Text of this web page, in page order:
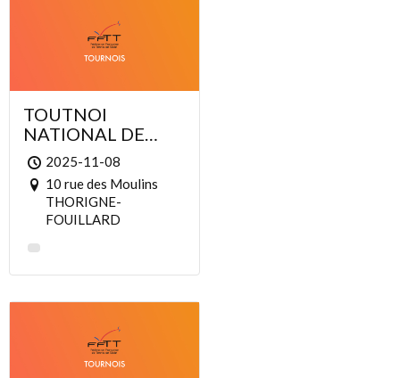
TOUTNOI
NATIONAL DE
THORIGNE-
FOUILLARD
2025-11-08
10 rue des Moulins
THORIGNE-
FOUILLARD